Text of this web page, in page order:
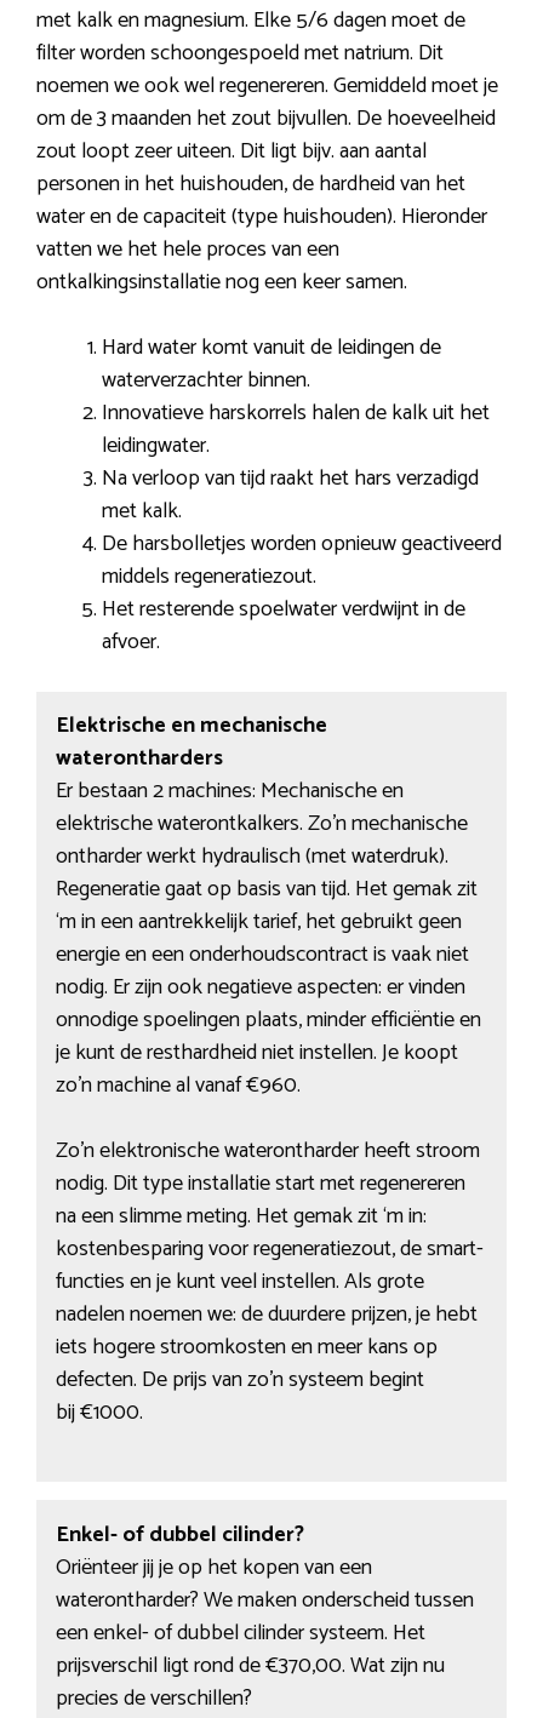
met kalk en magnesium. Elke 5/6 dagen moet de
filter worden schoongespoeld met natrium. Dit
noemen we ook wel regenereren. Gemiddeld moet je
om de 3 maanden het zout bijvullen. De hoeveelheid
zout loopt zeer uiteen. Dit ligt bijv. aan aantal
personen in het huishouden, de hardheid van het
water en de capaciteit (type huishouden). Hieronder
vatten we het hele proces van een
ontkalkingsinstallatie nog een keer samen.
Hard water komt vanuit de leidingen de
waterverzachter binnen.
Innovatieve harskorrels halen de kalk uit het
leidingwater.
Na verloop van tijd raakt het hars verzadigd
met kalk.
De harsbolletjes worden opnieuw geactiveerd
middels regeneratiezout.
Het resterende spoelwater verdwijnt in de
afvoer.
Elektrische en mechanische
waterontharders
Er bestaan 2 machines: Mechanische en
elektrische waterontkalkers. Zo’n mechanische
ontharder werkt hydraulisch (met waterdruk).
Regeneratie gaat op basis van tijd. Het gemak zit
‘m in een aantrekkelijk tarief, het gebruikt geen
energie en een onderhoudscontract is vaak niet
nodig. Er zijn ook negatieve aspecten: er vinden
onnodige spoelingen plaats, minder efficiëntie en
je kunt de resthardheid niet instellen. Je koopt
zo’n machine al vanaf €960.
Zo’n elektronische waterontharder heeft stroom
nodig. Dit type installatie start met regenereren
na een slimme meting. Het gemak zit ‘m in:
kostenbesparing voor regeneratiezout, de smart-
functies en je kunt veel instellen. Als grote
nadelen noemen we: de duurdere prijzen, je hebt
iets hogere stroomkosten en meer kans op
defecten. De prijs van zo’n systeem begint
bij €1000.
Enkel- of dubbel cilinder?
Oriënteer jij je op het kopen van een
waterontharder? We maken onderscheid tussen
een enkel- of dubbel cilinder systeem. Het
prijsverschil ligt rond de €370,00. Wat zijn nu
precies de verschillen?